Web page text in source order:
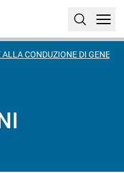
CONDUZIONE DI